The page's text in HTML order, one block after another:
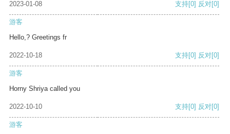
2023-01-08 支持[0] 反对[0]
游客
Hello,? Greetings fr
2022-10-18 支持[0] 反对[0]
游客
Horny Shriya called you
2022-10-10 支持[0] 反对[0]
游客